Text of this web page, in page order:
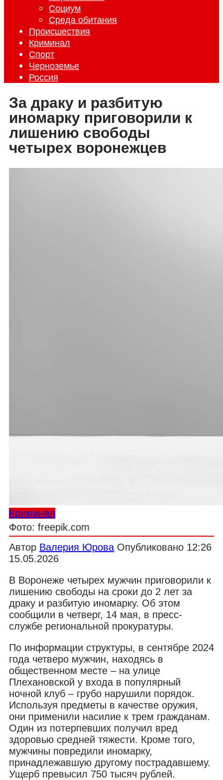
Социум
Среда обитания
Происшествия
Криминал
Спорт
Черноземье
Россия
За драку и разбитую
иномарку приговорили к
лишению свободы
четырех воронежцев
Криминал
Фото: freepik.com
Автор Валерия Юрова Опубликовано 12:26
15.05.2026
В Воронеже четырех мужчин приговорили к
лишению свободы на сроки до 2 лет за
драку и разбитую иномарку. Об этом
сообщили в четверг, 14 мая, в пресс-
службе региональной прокуратуры.
По информации структуры, в сентябре 2024
года четверо мужчин, находясь в
общественном месте – на улице
Плехановской у входа в популярный
ночной клуб – грубо нарушили порядок.
Используя предметы в качестве оружия,
они применили насилие к трем гражданам.
Один из потерпевших получил вред
здоровью средней тяжести. Кроме того,
мужчины повредили иномарку,
принадлежавшую другому пострадавшему.
Ущерб превысил 750 тысяч рублей.